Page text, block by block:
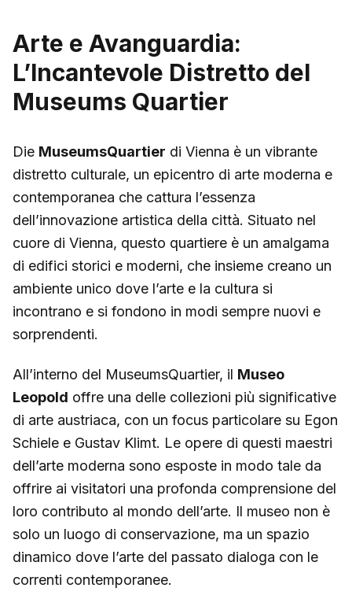
Arte e Avanguardia:
L’Incantevole Distretto del
Museums Quartier
Die MuseumsQuartier di Vienna è un vibrante
distretto culturale, un epicentro di arte moderna e
contemporanea che cattura l’essenza
dell’innovazione artistica della città. Situato nel
cuore di Vienna, questo quartiere è un amalgama
di edifici storici e moderni, che insieme creano un
ambiente unico dove l’arte e la cultura si
incontrano e si fondono in modi sempre nuovi e
sorprendenti.
All’interno del MuseumsQuartier, il Museo
Leopold offre una delle collezioni più significative
di arte austriaca, con un focus particolare su Egon
Schiele e Gustav Klimt. Le opere di questi maestri
dell’arte moderna sono esposte in modo tale da
offrire ai visitatori una profonda comprensione del
loro contributo al mondo dell’arte. Il museo non è
solo un luogo di conservazione, ma un spazio
dinamico dove l’arte del passato dialoga con le
correnti contemporanee.